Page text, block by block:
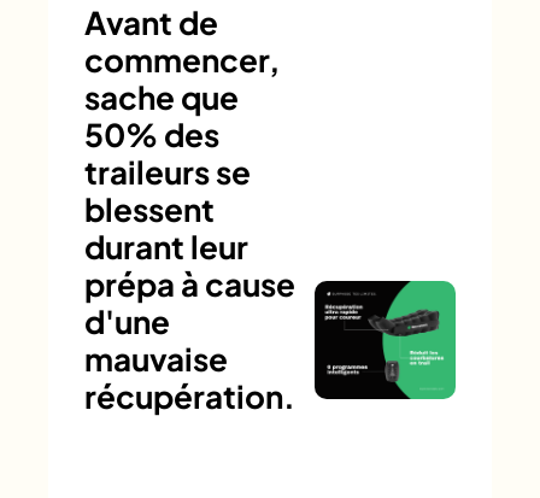
Avant de
commencer,
sache que
50% des
traileurs se
blessent
durant leur
prépa à cause
d'une
mauvaise
récupération.